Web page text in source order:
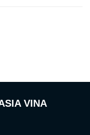
VINA